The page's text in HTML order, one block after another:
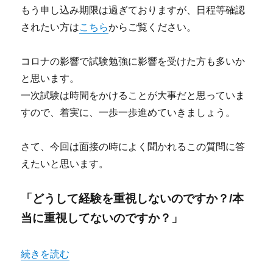
6
時
に
もう申し込み期限は過ぎておりますが、日程等確認
されたい方はこちらからご覧ください。
コロナの影響で試験勉強に影響を受けた方も多いか
と思います。
一次試験は時間をかけることが大事だと思っていま
すので、着実に、一歩一歩進めていきましょう。
さて、今回は面接の時によく聞かれるこの質問に答
えたいと思います。
「どうして経験を重視しないのですか？/本
当に重視してないのですか？」
“どうして経歴や能力を重視しないのですか？” の
続きを読む